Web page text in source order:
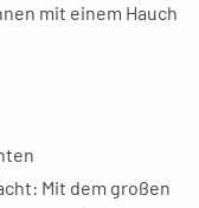
mit einem Hauch
Mit dem großen